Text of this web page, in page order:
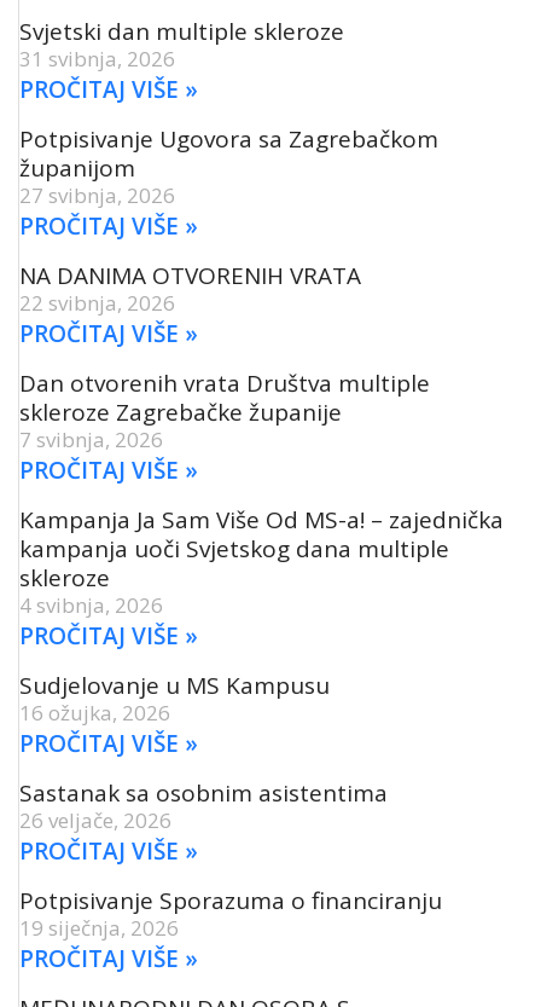
Svjetski dan multiple skleroze
31 svibnja, 2026
PROČITAJ VIŠE »
Potpisivanje Ugovora sa Zagrebačkom
županijom
27 svibnja, 2026
PROČITAJ VIŠE »
NA DANIMA OTVORENIH VRATA
22 svibnja, 2026
PROČITAJ VIŠE »
Dan otvorenih vrata Društva multiple
skleroze Zagrebačke županije
7 svibnja, 2026
PROČITAJ VIŠE »
Kampanja Ja Sam Više Od MS-a! – zajednička
kampanja uoči Svjetskog dana multiple
skleroze
4 svibnja, 2026
PROČITAJ VIŠE »
Sudjelovanje u MS Kampusu
16 ožujka, 2026
PROČITAJ VIŠE »
Sastanak sa osobnim asistentima
26 veljače, 2026
PROČITAJ VIŠE »
Potpisivanje Sporazuma o financiranju
19 siječnja, 2026
PROČITAJ VIŠE »